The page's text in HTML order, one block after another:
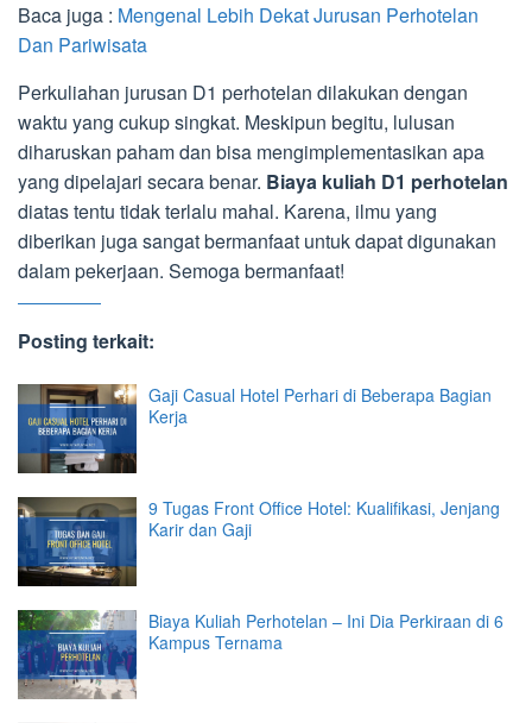
Baca juga : Mengenal Lebih Dekat Jurusan Perhotelan
Dan Pariwisata
Perkuliahan jurusan D1 perhotelan dilakukan dengan
waktu yang cukup singkat. Meskipun begitu, lulusan
diharuskan paham dan bisa mengimplementasikan apa
yang dipelajari secara benar. Biaya kuliah D1 perhotelan
diatas tentu tidak terlalu mahal. Karena, ilmu yang
diberikan juga sangat bermanfaat untuk dapat digunakan
dalam pekerjaan. Semoga bermanfaat!
Posting terkait:
Gaji Casual Hotel Perhari di Beberapa Bagian
Kerja
9 Tugas Front Office Hotel: Kualifikasi, Jenjang
Karir dan Gaji
Biaya Kuliah Perhotelan – Ini Dia Perkiraan di 6
Kampus Ternama